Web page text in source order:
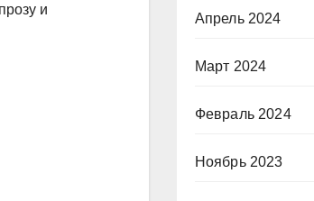
и
Апрель 2024
Март 2024
Февраль 2024
Ноябрь 2023